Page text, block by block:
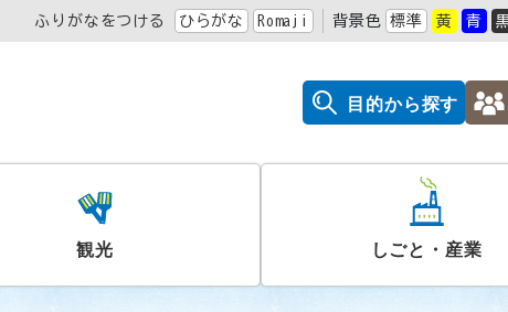
ふりがなをつける ひらがな Romaji 背景色 標準 黄 青
目的から探す
観光 しごと・産業